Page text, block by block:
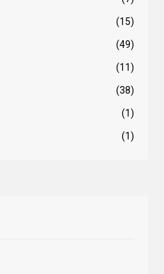
(15)
(49)
(11)
(38)
(1)
(1)